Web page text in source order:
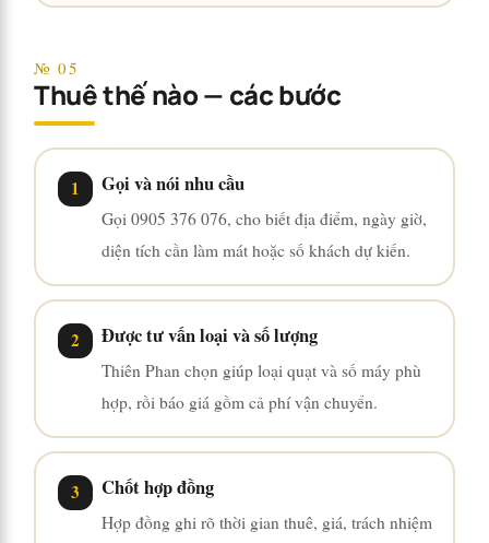
№ 05
Thuê thế nào — các bước
Gọi và nói nhu cầu
Gọi 0905 376 076, cho biết địa điểm, ngày giờ,
diện tích cần làm mát hoặc số khách dự kiến.
Được tư vấn loại và số lượng
Thiên Phan chọn giúp loại quạt và số máy phù
hợp, rồi báo giá gồm cả phí vận chuyển.
Chốt hợp đồng
Hợp đồng ghi rõ thời gian thuê, giá, trách nhiệm